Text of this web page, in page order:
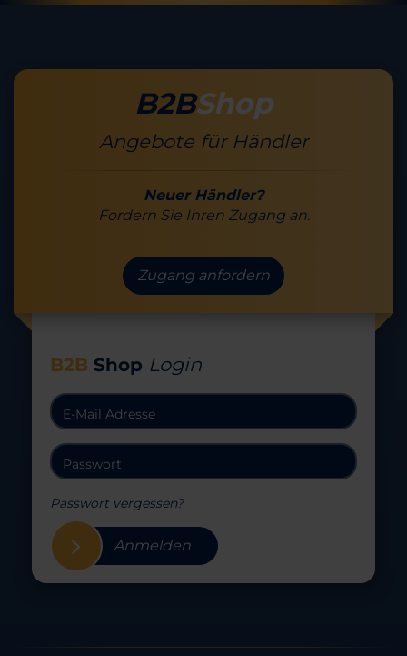
B2BShop
Angebote für Händler
Neuer Händler?
Fordern Sie Ihren Zugang an.
Zugang anfordern
B2B Shop Login
Passwort vergessen?
Anmelden